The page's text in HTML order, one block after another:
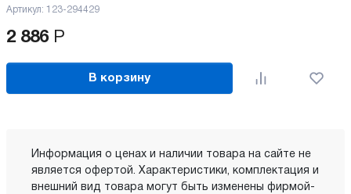
Артикул: 123-294429
2 886 Р
В корзину
Информация о ценах и наличии товара на сайте не
является офертой. Характеристики, комплектация и
внешний вид товара могут быть изменены фирмой-